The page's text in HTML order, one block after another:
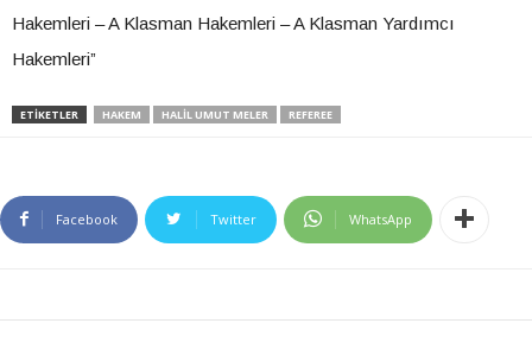
Hakemleri – A Klasman Hakemleri – A Klasman Yardımcı
Hakemleri”
ETIKETLER HAKEM HALIL UMUT MELER REFEREE
Facebook Twitter WhatsApp